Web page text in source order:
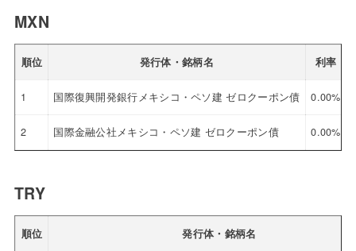
MXN
順位 発行体・銘柄名 利率
1 国際復興開発銀行メキシコ・ペソ建 ゼロクーポン債 0.00%
2 国際金融公社メキシコ・ペソ建 ゼロクーポン債 0.00%
TRY
順位 発行体・銘柄名